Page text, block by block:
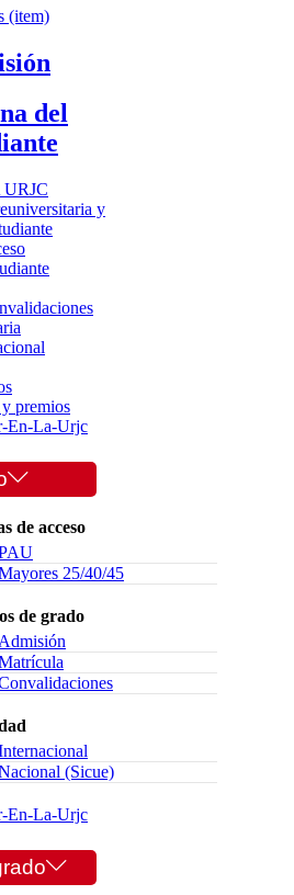
(item)
del
y
premios
En-La-Urjc
de acceso
25/40/45
de grado
Admisión
(Sicue)
En-La-Urjc